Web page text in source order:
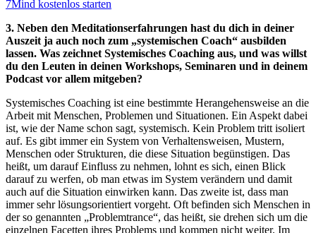
7Mind kostenlos starten
3. Neben den Meditationserfahrungen hast du dich in deiner
Auszeit ja auch noch zum „systemischen Coach“ ausbilden
lassen. Was zeichnet Systemisches Coaching aus, und was willst
du den Leuten in deinen Workshops, Seminaren und in deinem
Podcast vor allem mitgeben?
Systemisches Coaching ist eine bestimmte Herangehensweise an die
Arbeit mit Menschen, Problemen und Situationen. Ein Aspekt dabei
ist, wie der Name schon sagt, systemisch. Kein Problem tritt isoliert
auf. Es gibt immer ein System von Verhaltensweisen, Mustern,
Menschen oder Strukturen, die diese Situation begünstigen. Das
heißt, um darauf Einfluss zu nehmen, lohnt es sich, einen Blick
darauf zu werfen, ob man etwas im System verändern und damit
auch auf die Situation einwirken kann. Das zweite ist, dass man
immer sehr lösungsorientiert vorgeht. Oft befinden sich Menschen in
der so genannten „Problemtrance“, das heißt, sie drehen sich um die
einzelnen Facetten ihres Problems und kommen nicht weiter. Im